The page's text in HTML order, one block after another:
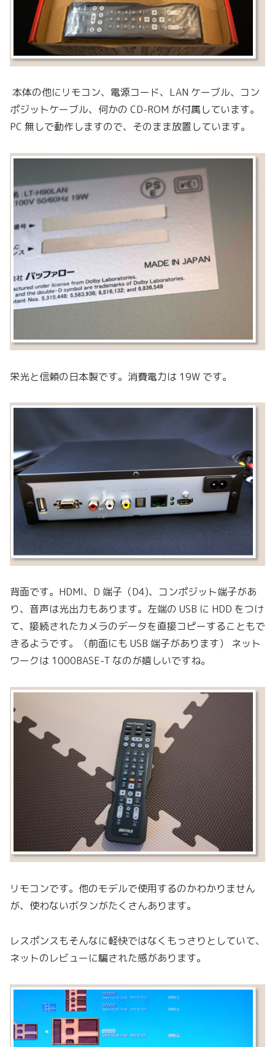
本体の他にリモコン、電源コード、LAN ケーブル、コン
ポジットケーブル、何かの CD-ROM が付属しています。
PC 無しで動作しますので、そのまま放置しています。
栄光と信頼の日本製です。消費電力は 19W です。
背面です。HDMI、D 端子（D4)、コンポジット端子があ
り、音声は光出力もあります。左端の USB に HDD をつけ
て、接続されたカメラのデータを直接コピーすることもで
きるようです。（前面にも USB 端子があります） ネット
ワークは 1000BASE-T なのが嬉しいですね。
リモコンです。他のモデルで使用するのかわかりません
が、使わないボタンがたくさんあります。
レスポンスもそんなに軽快ではなくもっさりとしていて、
ネットのレビューに騙された感があります。